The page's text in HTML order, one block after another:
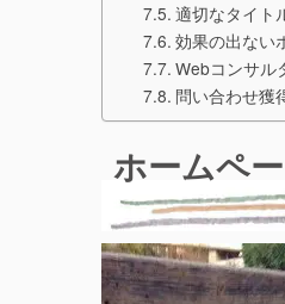
適切なタイト
効果の出ない
Webコンサル
問い合わせ獲
ホームペ